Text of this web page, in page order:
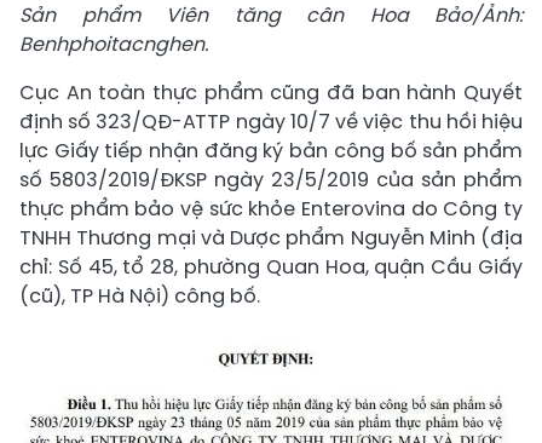
Sản phẩm Viên tăng cân Hoa Bảo/Ảnh:
Benhphoitacnghen.
Cục An toàn thực phẩm cũng đã ban hành Quyết
định số 323/QĐ-ATTP ngày 10/7 về việc thu hồi hiệu
lực Giấy tiếp nhận đăng ký bản công bố sản phẩm
số 5803/2019/ĐKSP ngày 23/5/2019 của sản phẩm
thực phẩm bảo vệ sức khỏe Enterovina do Công ty
TNHH Thương mại và Dược phẩm Nguyễn Minh (địa
chỉ: Số 45, tổ 28, phường Quan Hoa, quận Cầu Giấy
(cũ), TP Hà Nội) công bố.